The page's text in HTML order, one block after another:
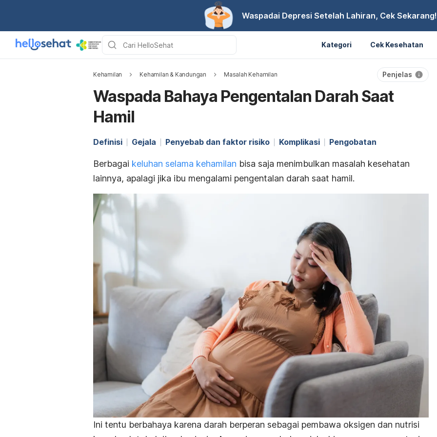
Waspadai Depresi Setelah Lahiran, Cek Sekarang!
Kategori Cek Kesehatan
Kehamilan Kehamilan & Kandungan Masalah Kehamilan Penjelas
Waspada Bahaya Pengentalan Darah Saat
Hamil
Definisi Gejala Penyebab dan faktor risiko Komplikasi Pengobatan
Berbagai keluhan selama kehamilan bisa saja menimbulkan masalah kesehatan
lainnya, apalagi jika ibu mengalami pengentalan darah saat hamil.
Ini tentu berbahaya karena darah berperan sebagai pembawa oksigen dan nutrisi